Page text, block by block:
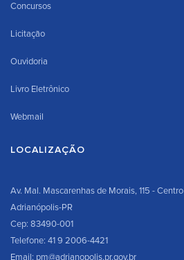
Concursos
Licitação
Ouvidoria
Livro Eletrônico
Webmail
LOCALIZAÇÃO
Av. Mal. Mascarenhas de Morais, 115 - Centro
Adrianópolis-PR
Cep: 83490-001
Telefone: 41 9 2006-4421
Email: pm@adrianopolis.pr.gov.br